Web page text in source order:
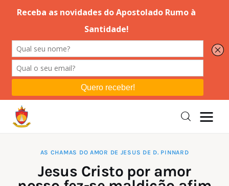
Editorial
Orações
Instruções
Espiritualidade
AS CHAMAS DO AMOR DE JESUS DE D. PINNARD
Jesus Cristo por amor